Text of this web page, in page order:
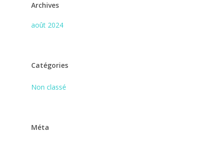
Archives
août 2024
Catégories
Non classé
Méta